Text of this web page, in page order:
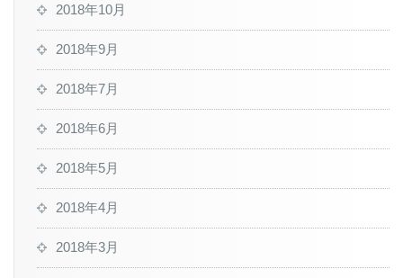
2018年10月
2018年9月
2018年7月
2018年6月
2018年5月
2018年4月
2018年3月